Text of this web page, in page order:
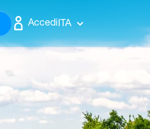
AccediITA